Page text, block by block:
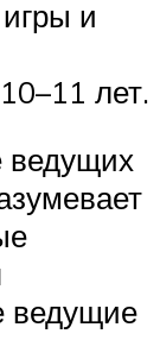
и
лет.
ведущих
ведущие